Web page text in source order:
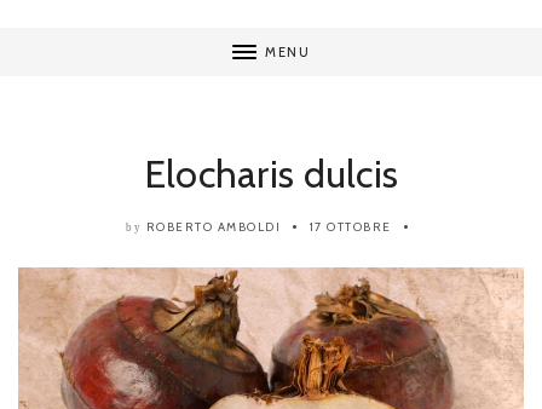
MENU
Elocharis dulcis
by ROBERTO AMBOLDI 17 OTTOBRE